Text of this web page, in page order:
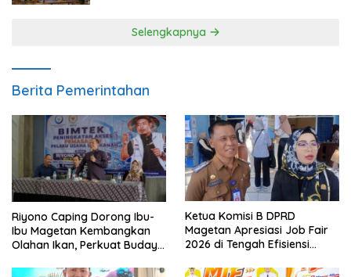
Selengkapnya
Berita Pemerintahan
Riyono Caping Dorong Ibu-
Ibu Magetan Kembangkan
Olahan Ikan, Perkuat Budaya
Ketua Komisi B DPRD
Magetan Apresiasi Job Fair
2026 di Tengah Efisiensi